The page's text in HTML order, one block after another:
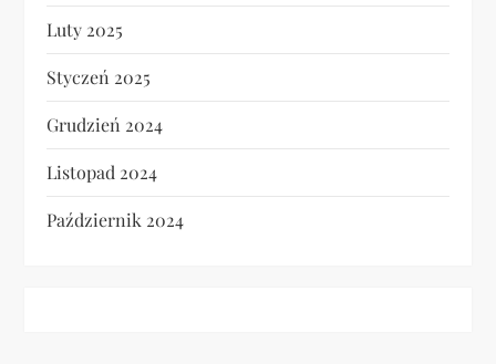
Luty 2025
Styczeń 2025
Grudzień 2024
Listopad 2024
Październik 2024